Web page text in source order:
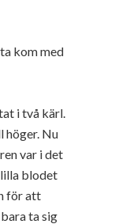
kom med
i två kärl.
höger. Nu
var i det
blodet
för att
ta sig